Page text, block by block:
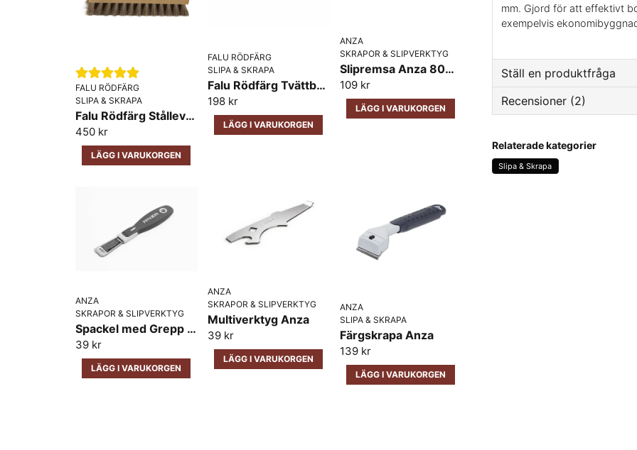
FALU RÖDFÄRG
SLIPA & SKRAPA
Falu Rödfärg Stållevang Rostfri 200mm
450 kr
LÄGG I VARUKORGEN
FALU RÖDFÄRG
SLIPA & SKRAPA
Falu Rödfärg Tvättborste Rostfri
198 kr
LÄGG I VARUKORGEN
ANZA
SKRAPOR & SLIPVERKTYG
Slipremsa Anza 80X230MM 5 Pack
109 kr
LÄGG I VARUKORGEN
ANZA
SKRAPOR & SLIPVERKTYG
Spackel med Grepp Anza
39 kr
LÄGG I VARUKORGEN
ANZA
SKRAPOR & SLIPVERKTYG
Multiverktyg Anza
39 kr
LÄGG I VARUKORGEN
ANZA
SLIPA & SKRAPA
Färgskrapa Anza
139 kr
LÄGG I VARUKORGEN
mm. Gjord för att effektivt
exempelvis
Ställ en produktfråga
question
Fråga oss något om
Recensioner (2)
Patric
Relaterade kategorier
Slipa & Skrapa